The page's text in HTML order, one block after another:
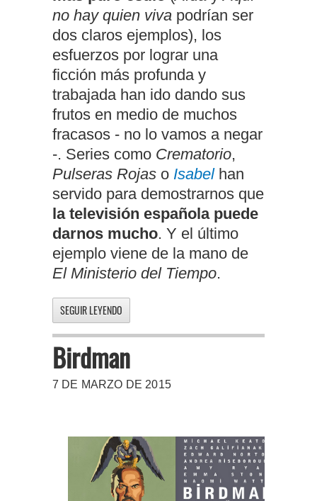
no hay quien viva podrían ser
dos claros ejemplos), los
esfuerzos por lograr una
ficción más profunda y
trabajada han ido dando sus
frutos en medio de muchos
fracasos - no lo vamos a negar
-. Series como Crematorio,
Pulseras Rojas o Isabel han
servido para demostrarnos que
la televisión española puede
darnos mucho. Y el último
ejemplo viene de la mano de
El Ministerio del Tiempo.
SEGUIR LEYENDO
Birdman
7 DE MARZO DE 2015